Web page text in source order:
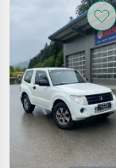
Categoria 4
PERCORSO
ATTUALE
Auto/camion/moto
Auto
Moto
Reimposta